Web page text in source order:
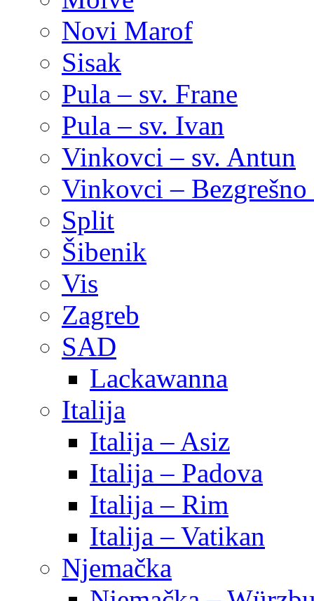
Novi Marof
Sisak
Pula – sv. Frane
Pula – sv. Ivan
Vinkovci – sv. Antun
Vinkovci –
Split
Šibenik
Vis
Zagreb
SAD
Lackawanna
Italija
Italija – Asiz
Italija – Padova
Italija – Rim
Italija – Vatikan
Njemačka